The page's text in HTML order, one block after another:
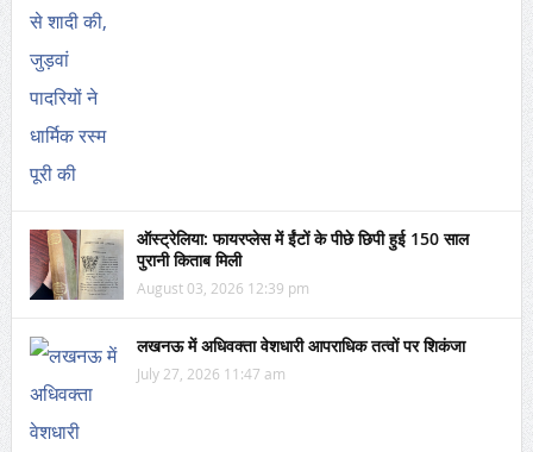
ऑस्ट्रेलिया: फायरप्लेस में ईंटों के पीछे छिपी हुई 150 साल
पुरानी किताब मिली
August 03, 2026 12:39 pm
लखनऊ में अधिवक्ता वेशधारी आपराधिक तत्वों पर शिकंजा
July 27, 2026 11:47 am